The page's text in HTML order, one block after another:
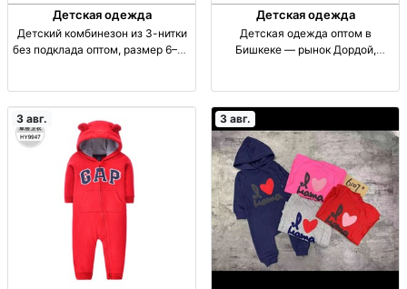
Детская одежда
Детский комбинезон из 3-нитки
без подклада оптом, размер 6–24
Детская одежда
Детская одежда оптом в
Бишкеке — рынок Дордой,
3 авг.
3 авг.